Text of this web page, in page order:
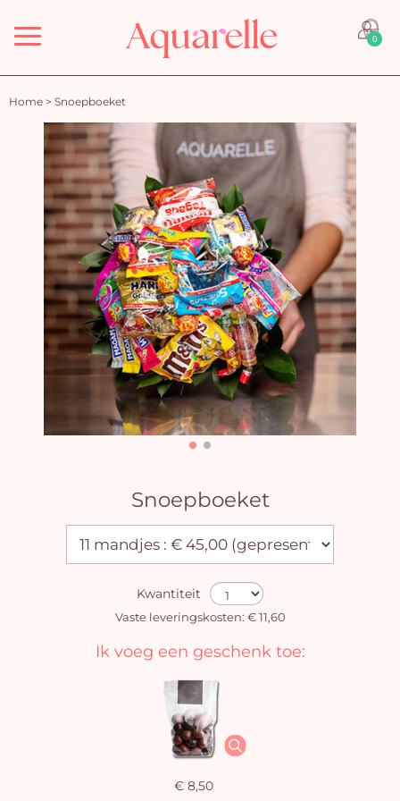
Menu 0
Home > Snoepboeket
Snoepboeket
Kwantiteit
Vaste leveringskosten: € 11,60
Ik voeg een geschenk toe:
€ 8,50